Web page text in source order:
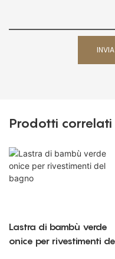
Prodotti correlati
Lastra di bambù verde
onice per rivestimenti